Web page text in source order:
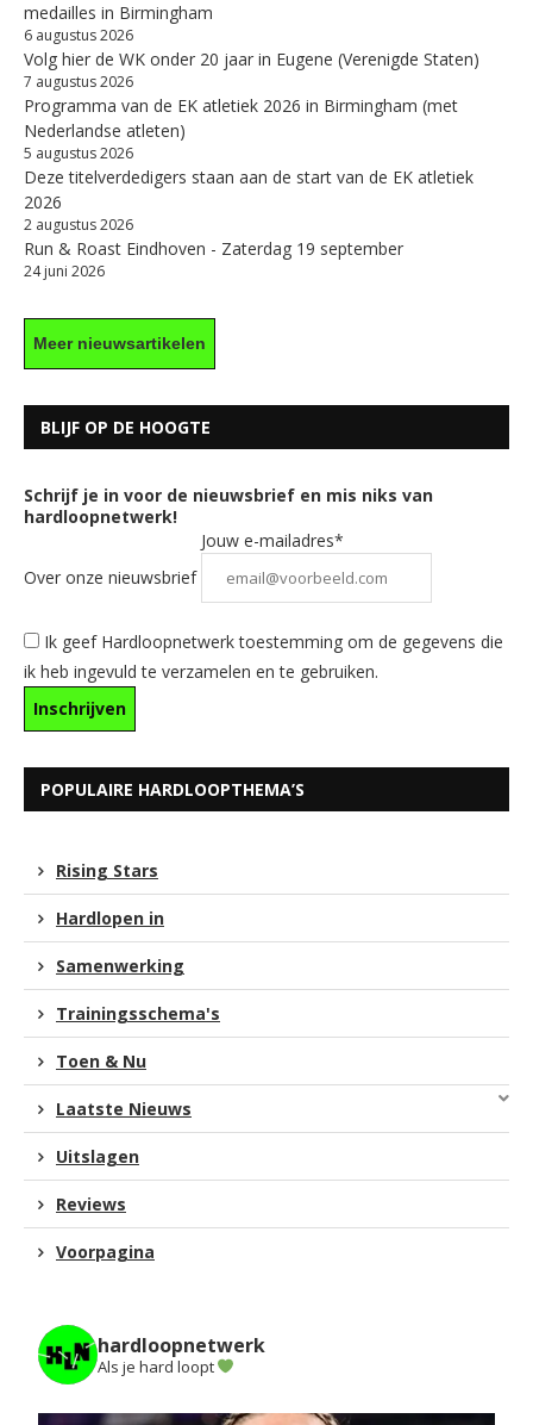
medailles in Birmingham
6 augustus 2026
Volg hier de WK onder 20 jaar in Eugene (Verenigde Staten)
7 augustus 2026
Programma van de EK atletiek 2026 in Birmingham (met
Nederlandse atleten)
5 augustus 2026
Deze titelverdedigers staan aan de start van de EK atletiek
2026
2 augustus 2026
Run & Roast Eindhoven - Zaterdag 19 september
24 juni 2026
Meer nieuwsartikelen
BLIJF OP DE HOOGTE
Schrijf je in voor de nieuwsbrief en mis niks van
hardloopnetwerk!
Over onze nieuwsbrief
Jouw e-mailadres*
Ik geef Hardloopnetwerk toestemming om de gegevens die
ik heb ingevuld te verzamelen en te gebruiken.
POPULAIRE HARDLOOPTHEMA’S
Rising Stars
Hardlopen in
Samenwerking
Trainingsschema's
Toen & Nu
Laatste Nieuws
Uitslagen
Reviews
Voorpagina
hardloopnetwerk
Als je hard loopt